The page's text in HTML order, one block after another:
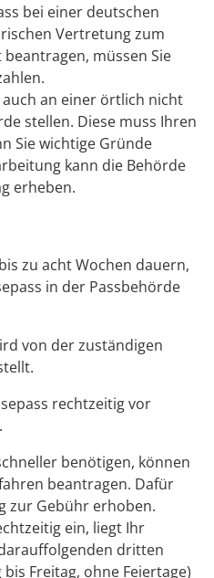
bei einer deutschen
Vertretung zum
müssen Sie
an einer örtlich nicht
stellen. Diese muss Ihren
Sie wichtige Gründe
kann die Behörde
erheben.
zu acht Wochen dauern,
in der Passbehörde
von der zuständigen
rechtzeitig vor
benötigen, können
beantragen. Dafür
zur Gebühr erhoben.
ein, liegt Ihr
dritten
Freitag, ohne Feiertage)